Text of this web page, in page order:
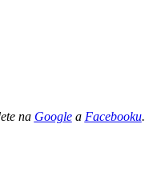
na Googlea Facebooku.